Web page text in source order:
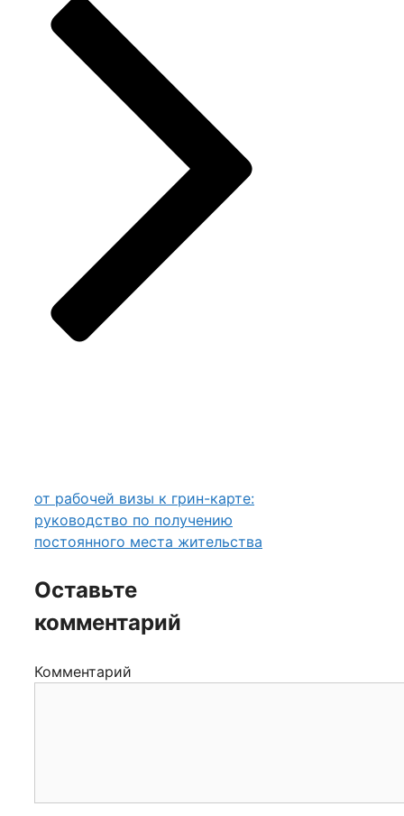
от рабочей визы к грин-карте:
руководство по получению
постоянного места жительства
Оставьте
комментарий
Комментарий